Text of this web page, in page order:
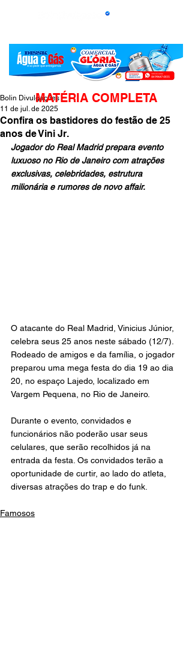
Confira os bastidores do festão de 25
anos de Vini Jr.
Bolin Divulgações
11 de jul. de 2025
Jogador do Real Madrid prepara evento
luxuoso no Rio de Janeiro com atrações
exclusivas, celebridades, estrutura
milionária e rumores de novo affair.
O atacante do Real Madrid, Vinicius Júnior,
celebra seus 25 anos neste sábado (12/7).
Rodeado de amigos e da família, o jogador
preparou uma mega festa do dia 19 ao dia
20, no espaço Lajedo, localizado em
Vargem Pequena, no Rio de Janeiro.
Durante o evento, convidados e
funcionários não poderão usar seus
celulares, que serão recolhidos já na
entrada da festa. Os convidados terão a
oportunidade de curtir, ao lado do atleta,
diversas atrações do trap e do funk.
Famosos
MATÉRIA COMPLETA